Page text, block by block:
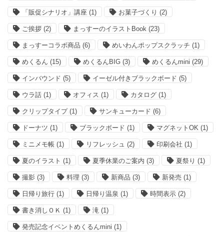
「販促シナリオ」講座 (1) お菓子づくり (2)
ご挨拶 (2) まっすーのイラストBook (23)
まっすーコラボ商品 (6) めいわんポップスクラッチ (1)
めくるん (15) めくるんBIG (3) めくるんmini (29)
インバウンド (5) イーゼル付きブラックボード (5)
ウラ話 (1) オフィス (1) カタログ (1)
クリップタイプ(1) サンキューカード (6)
ドーナツ (1) ブラックボード (1) マグネットOK (1)
ミニメモ帳 (1) リフレッシュ (2) 印刷会社 (1)
夏のイラスト (1) 夏季休業のご案内 (3) 夏祭り (1)
撮影 (3) 料理 (3) 新商品 (3) 新発売 (1)
日帰り旅行 (1) 日帰り温泉 (1) 時間表示 (2)
書き消しＯＫ (1) 滝 (1)
発売記念イベントめくるんmini (1)